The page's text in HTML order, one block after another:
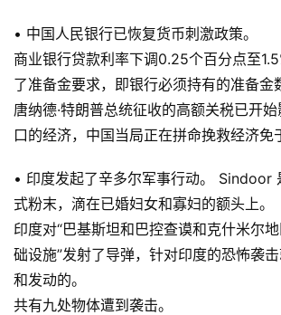
• 中国人民银行已恢复货币刺激政策。
商业银行贷款利率下调0.25个百分点至
了准备金要求，即银行必须持有的准备金
唐纳德·特朗普总统征收的高额关税已开
口的经济，中国当局正在拼命挽救经济免
• 印度发起了辛多尔军事行动。 Sindoor
式粉末，滴在已婚妇女和寡妇的额头上。
印度对“巴基斯坦和巴控查谟和克什米尔
础设施”发射了导弹，针对印度的恐怖袭
和发动的。
共有九处物体遭到袭击。